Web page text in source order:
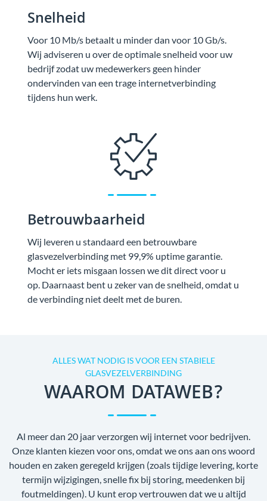
Snelheid
Voor 10 Mb/s betaalt u minder dan voor 10 Gb/s.
Wij adviseren u over de optimale snelheid voor uw
bedrijf zodat uw medewerkers geen hinder
ondervinden van een trage internetverbinding
tijdens hun werk.
Betrouwbaarheid
Wij leveren u standaard een betrouwbare
glasvezelverbinding met 99,9% uptime garantie.
Mocht er iets misgaan lossen we dit direct voor u
op. Daarnaast bent u zeker van de snelheid, omdat u
de verbinding niet deelt met de buren.
ALLES WAT NODIG IS VOOR EEN STABIELE
GLASVEZELVERBINDING
WAAROM DATAWEB?
Al meer dan 20 jaar verzorgen wij internet voor bedrijven.
Onze klanten kiezen voor ons, omdat we ons aan ons woord
houden en zaken geregeld krijgen (zoals tijdige levering, korte
termijn wijzigingen, snelle fix bij storing, meedenken bij
foutmeldingen). U kunt erop vertrouwen dat we u altijd